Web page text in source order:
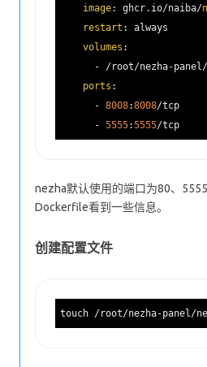
image: ghcr.io/naiba/
restart : always
volumes :
- /root/nezha-
ports :
      -
8008:8008/tcp
      -
5555:5555 /tcp
nezha默认使用的端口为80、
Dockerfile看到一些信息。
创建配置文件
touch /root/nezha-panel/